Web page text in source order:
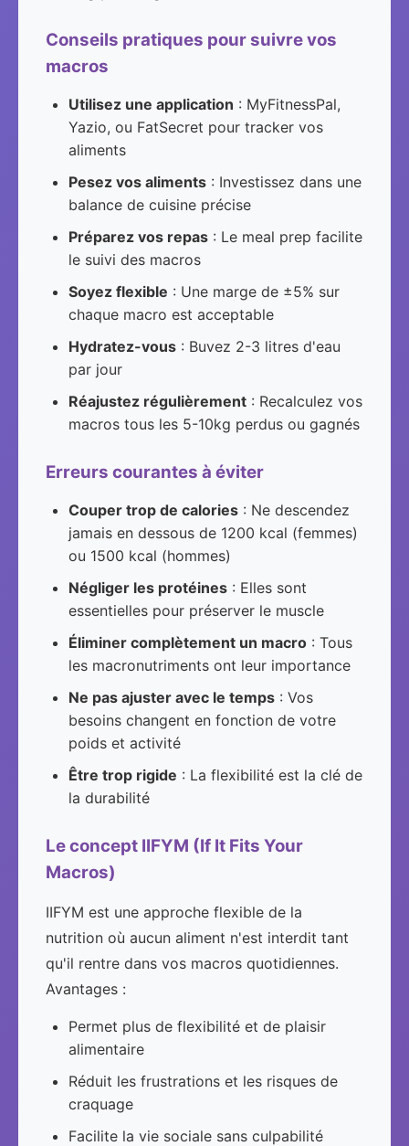
Conseils pratiques pour suivre vos
macros
Utilisez une application : MyFitnessPal,
Yazio, ou FatSecret pour tracker vos
aliments
Pesez vos aliments : Investissez dans une
balance de cuisine précise
Préparez vos repas : Le meal prep facilite
le suivi des macros
Soyez flexible : Une marge de ±5% sur
chaque macro est acceptable
Hydratez-vous : Buvez 2-3 litres d'eau
par jour
Réajustez régulièrement : Recalculez vos
macros tous les 5-10kg perdus ou gagnés
Erreurs courantes à éviter
Couper trop de calories : Ne descendez
jamais en dessous de 1200 kcal (femmes)
ou 1500 kcal (hommes)
Négliger les protéines : Elles sont
essentielles pour préserver le muscle
Éliminer complètement un macro : Tous
les macronutriments ont leur importance
Ne pas ajuster avec le temps : Vos
besoins changent en fonction de votre
poids et activité
Être trop rigide : La flexibilité est la clé de
la durabilité
Le concept IIFYM (If It Fits Your
Macros)
IIFYM est une approche flexible de la
nutrition où aucun aliment n'est interdit tant
qu'il rentre dans vos macros quotidiennes.
Avantages :
Permet plus de flexibilité et de plaisir
alimentaire
Réduit les frustrations et les risques de
craquage
Facilite la vie sociale sans culpabilité